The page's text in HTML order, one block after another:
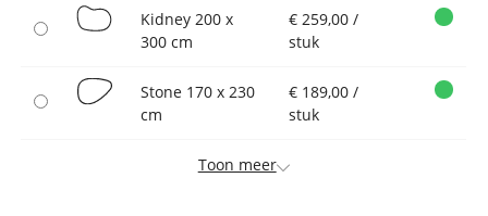
Kidney 200 x
300 cm
€ 259,00 /
stuk
Stone 170 x 230
cm
€ 189,00 /
stuk
Toon meer